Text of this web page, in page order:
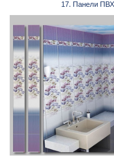
17. Панели